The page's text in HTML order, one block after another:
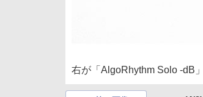
右が「AlgoRhythm Solo -dB